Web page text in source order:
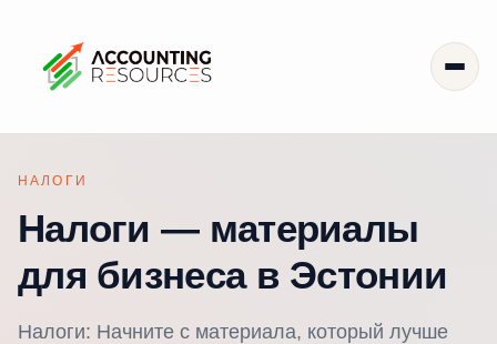
НАЛОГИ
Налоги — материалы
для бизнеса в Эстонии
Налоги: Начните с материала, который лучше